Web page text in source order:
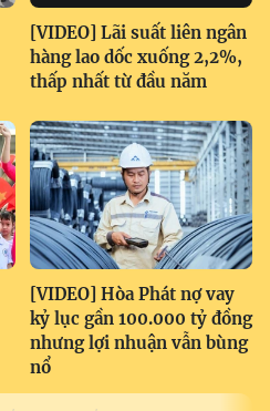
[VIDEO] Lãi suất liên ngân
hàng lao dốc xuống 2,2%,
thấp nhất từ đầu năm
[VIDEO] Hòa Phát nợ vay
kỷ lục gần 100.000 tỷ đồng
nhưng lợi nhuận vẫn bùng
nổ